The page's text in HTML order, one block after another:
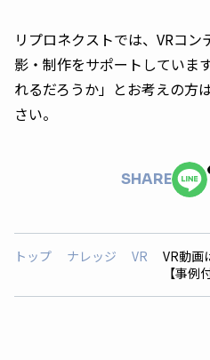
リプロネクストでは、VRコ
影・制作をサポートしていま
れるだろうか」とお考えの方
さい。
SHARE
トップ ナレッジ VR
VR動画
【事例